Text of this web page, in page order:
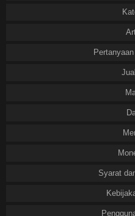
Syarat